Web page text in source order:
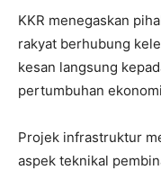
KKR menegaskan
rakyat berhubung
kesan langsung
pertumbuhan
Projek infrastruktur
aspek teknikal